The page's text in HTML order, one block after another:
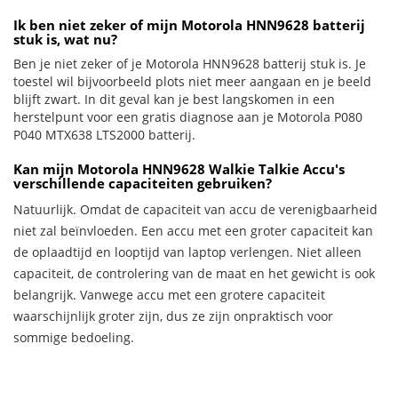
Ik ben niet zeker of mijn Motorola HNN9628 batterij
stuk is, wat nu?
Ben je niet zeker of je Motorola HNN9628 batterij stuk is. Je
toestel wil bijvoorbeeld plots niet meer aangaan en je beeld
blijft zwart. In dit geval kan je best langskomen in een
herstelpunt voor een gratis diagnose aan je Motorola P080
P040 MTX638 LTS2000 batterij.
Kan mijn Motorola HNN9628 Walkie Talkie Accu's
verschillende capaciteiten gebruiken?
Natuurlijk. Omdat de capaciteit van accu de verenigbaarheid
niet zal beïnvloeden. Een accu met een groter capaciteit kan
de oplaadtijd en looptijd van laptop verlengen. Niet alleen
capaciteit, de controlering van de maat en het gewicht is ook
belangrijk. Vanwege accu met een grotere capaciteit
waarschijnlijk groter zijn, dus ze zijn onpraktisch voor
sommige bedoeling.